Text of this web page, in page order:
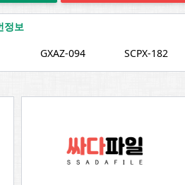
정보
GXAZ-094 SCPX-182